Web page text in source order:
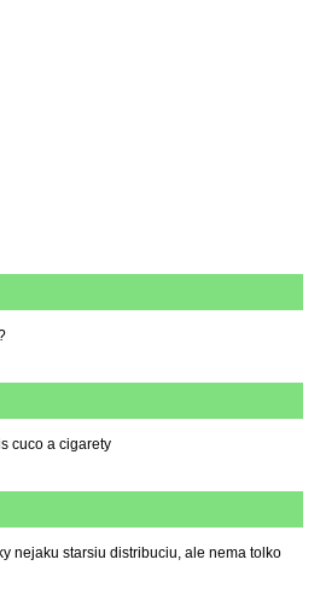
cuco a cigarety
nejaku starsiu distribuciu, ale nema tolko